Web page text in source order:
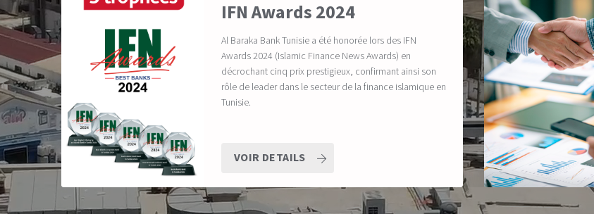
IFN Awards 2024
Al Baraka Bank Tunisie a été honorée lors des IFN
Awards 2024 (Islamic Finance News Awards) en
décrochant cinq prix prestigieux, confirmant ainsi son
rôle de leader dans le secteur de la finance islamique en
Tunisie.
VOIR DETAILS